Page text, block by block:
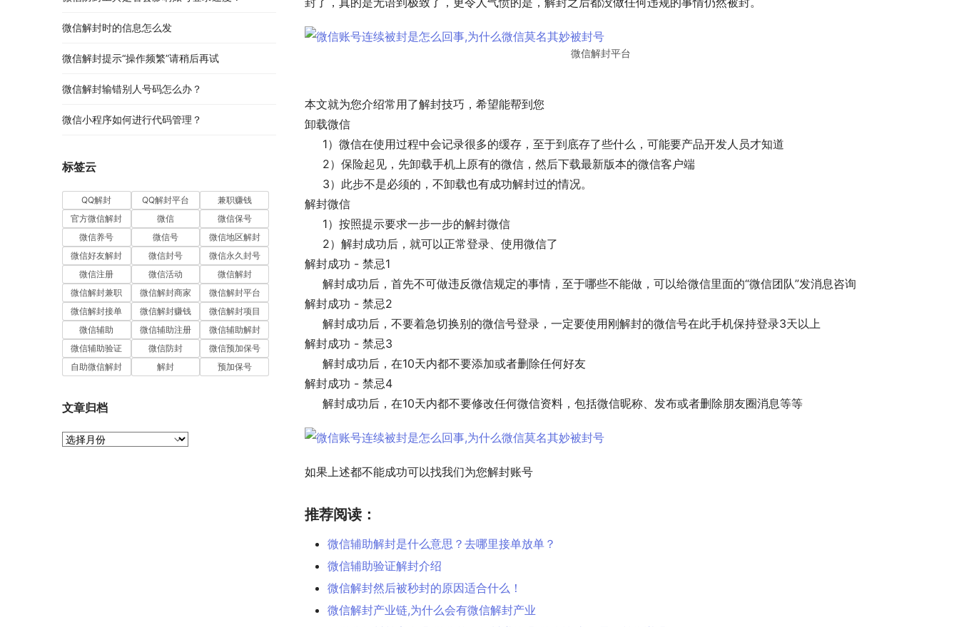
微信解封平台
本文就为您介绍常用了解封技巧，希望能帮到您
卸载微信
1）微信在使用过程中会记录很多的缓存，至于到底存了些什么，可能要产品开发人员才知道
2）保险起见，先卸载手机上原有的微信，然后下载最新版本的微信客户端
3）此步不是必须的，不卸载也有成功解封过的情况。
解封微信
1）按照提示要求一步一步的解封微信
2）解封成功后，就可以正常登录、使用微信了
解封成功 - 禁忌1
解封成功后，首先不可做违反微信规定的事情，至于哪些不能做，可以给微信里面的“微信团队”发消息咨询
解封成功 - 禁忌2
解封成功后，不要着急切换别的微信号登录，一定要使用刚解封的微信号在此手机保持登录3天以上
解封成功 - 禁忌3
解封成功后，在10天内都不要添加或者删除任何好友
解封成功 - 禁忌4
解封成功后，在10天内都不要修改任何微信资料，包括微信昵称、发布或者删除朋友圈消息等等
如果上述都不能成功可以找我们为您解封账号
推荐阅读：
微信辅助解封是什么意思？去哪里接单放单？
微信辅助验证解封介绍
微信解封然后被秒封的原因适合什么！
微信解封产业链,为什么会有微信解封产业
微信解封时的信息怎么发
微信解封提示“操作频繁”请稍后再试
微信解封输错别人号码怎么办？
微信小程序如何进行代码管理？
标签云
QQ解封 QQ解封平台
兼职赚钱
官方微信解封
微信
微信保号
微信养号
微信号
微信地区解封
微信好友解封
微信封号
微信永久封号
微信注册
微信活动
微信解封
微信解封兼职
微信解封商家
微信解封平台
微信解封接单
微信解封赚钱
微信解封项目
微信辅助
微信辅助注册
微信辅助解封
微信辅助验证
微信防封
微信预加保号
自助微信解封
解封 预加保号
文章归档
文